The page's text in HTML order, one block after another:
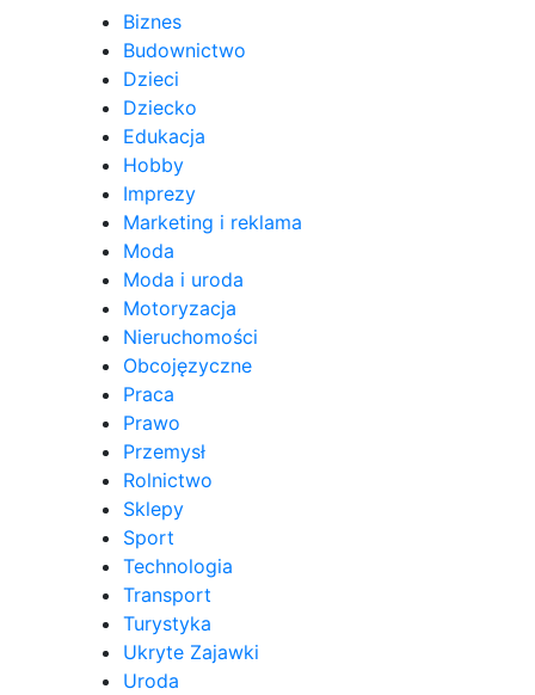
Biznes
Budownictwo
Dzieci
Dziecko
Edukacja
Hobby
Imprezy
Marketing i reklama
Moda
Moda i uroda
Motoryzacja
Nieruchomości
Obcojęzyczne
Praca
Prawo
Przemysł
Rolnictwo
Sklepy
Sport
Technologia
Transport
Turystyka
Ukryte Zajawki
Uroda